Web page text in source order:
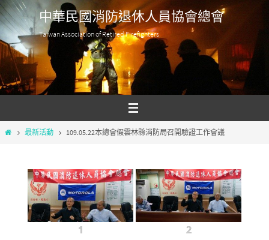
Skip
to
content
中華民國消防退休人員協會總會
Taiwan Association of Retired Firefighters
Home最新活動 109.05.22本總會假雲林縣消防局召開驗證工作會議
1 2